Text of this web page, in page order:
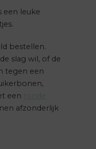
een leuke
bestellen.
slag wil, of de
tegen een
een
afzonderlijk